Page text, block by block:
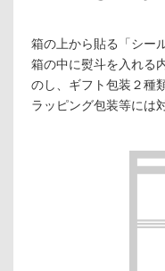
箱の上から貼る「シー
箱の中に熨斗を入れる
のし、ギフト包装２種
ラッピング包装等には